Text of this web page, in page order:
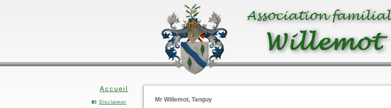
Accueil
Disclaimer Mr Willemot, Tanguy